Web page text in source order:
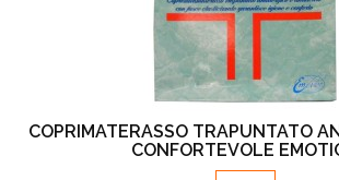
COPRIMATERASSO TRAPUNTATO
CONFORTEVOLE